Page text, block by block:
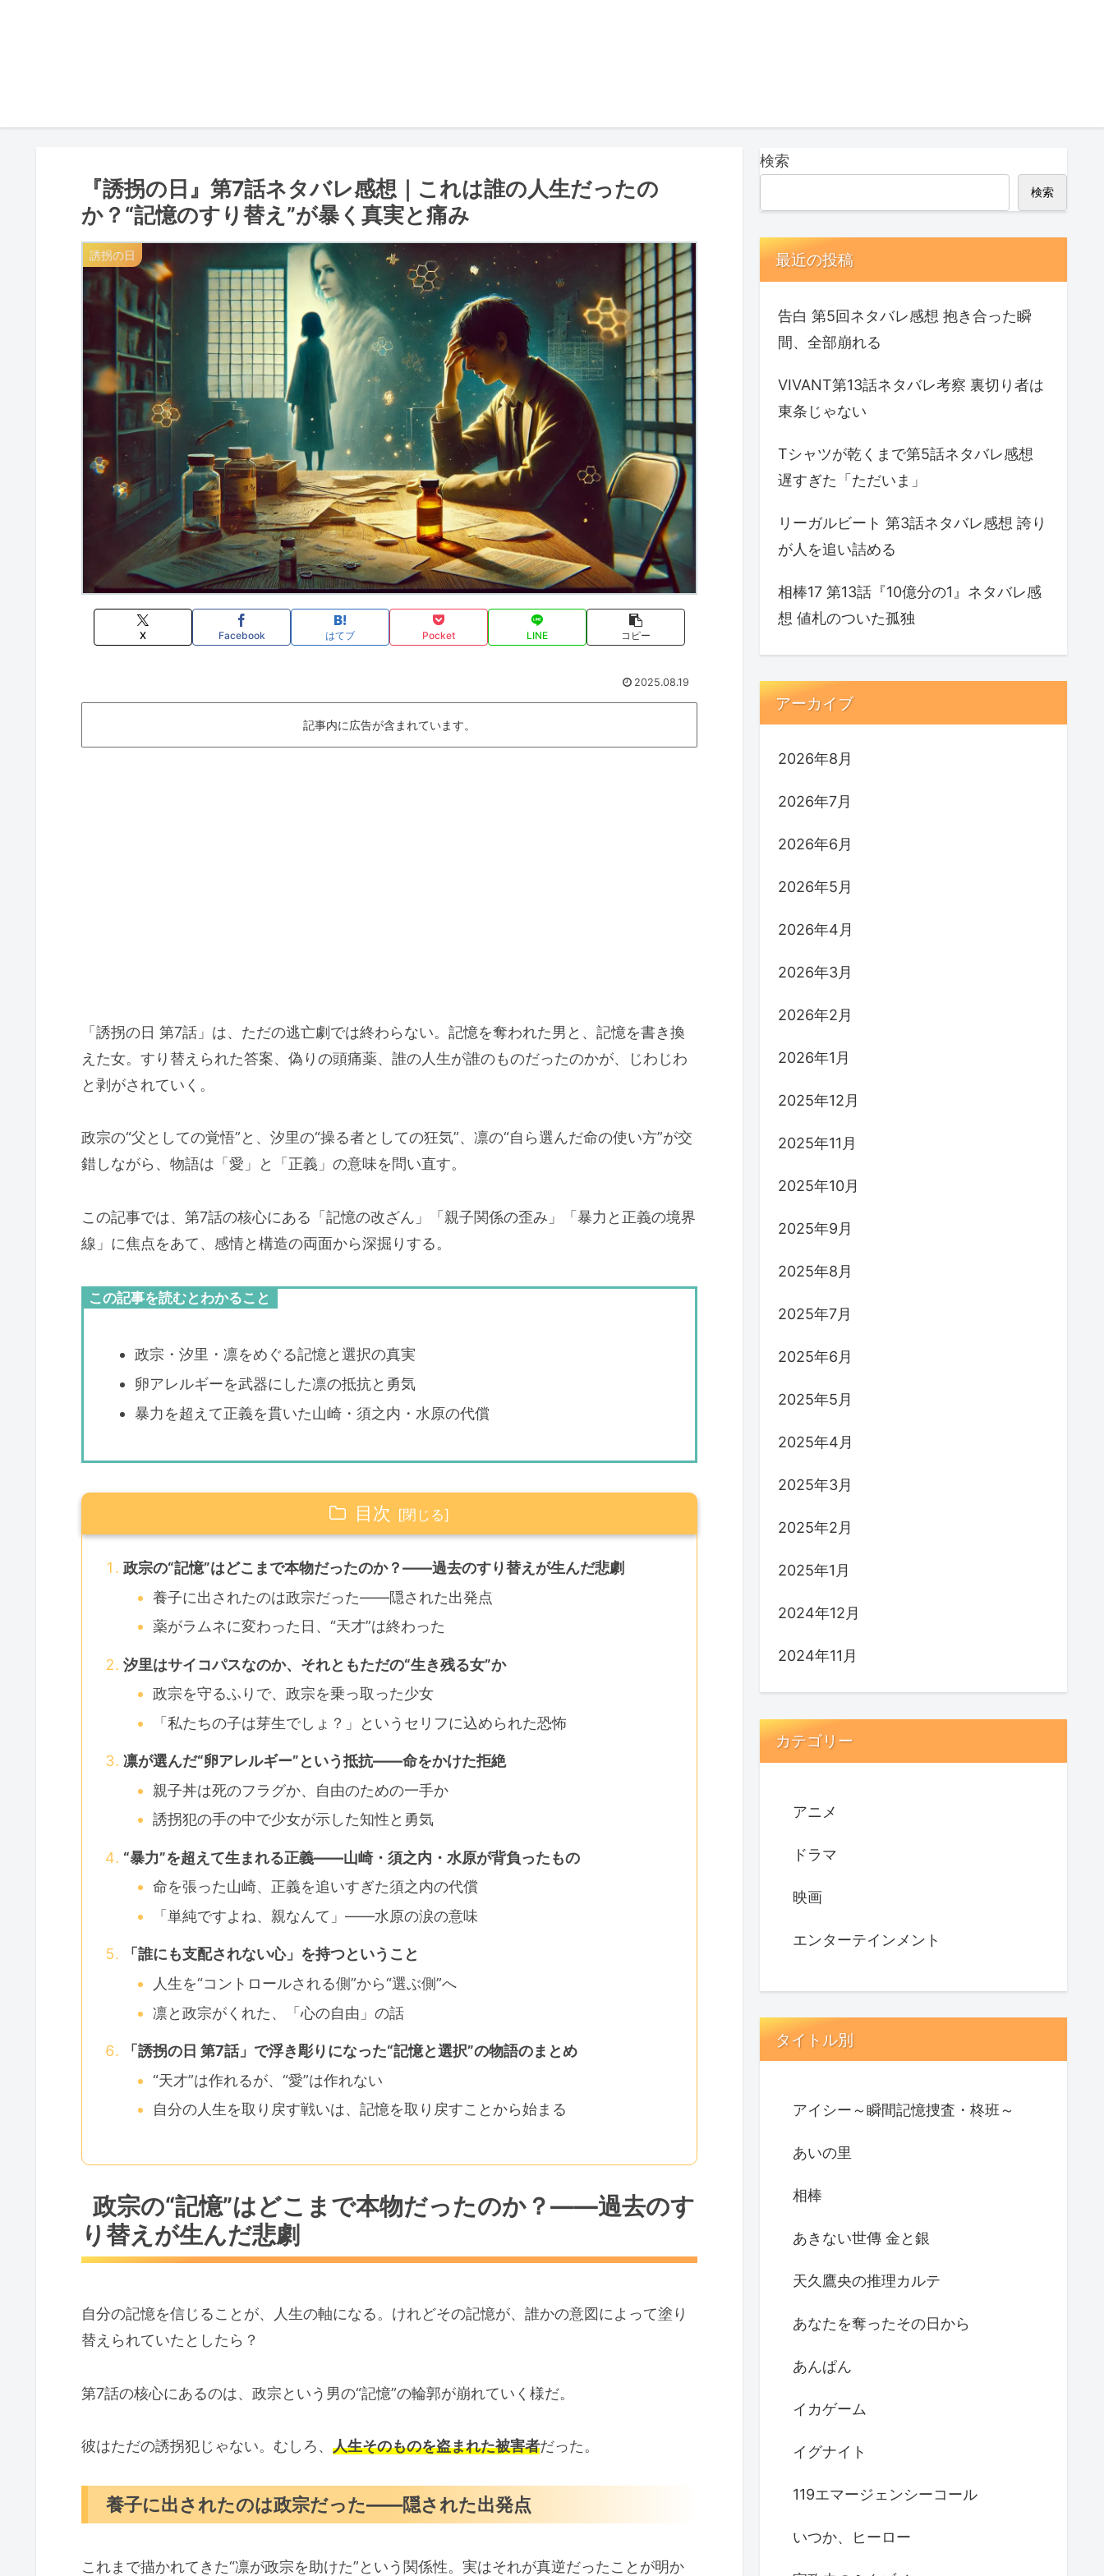
『誘拐の日』第7話ネタバレ感想｜これは誰の人生だったの
か？“記憶のすり替え”が暴く真実と痛み
誘拐の日
X Facebook はてブ Pocket LINE コピー
2025.08.19
記事内に広告が含まれています。
「誘拐の日 第7話」は、ただの逃亡劇では終わらない。記憶を奪われた男と、記憶を書き換
えた女。すり替えられた答案、偽りの頭痛薬、誰の人生が誰のものだったのかが、じわじわ
と剥がされていく。
政宗の“父としての覚悟”と、汐里の“操る者としての狂気”、凛の“自ら選んだ命の使い方”が交
錯しながら、物語は「愛」と「正義」の意味を問い直す。
この記事では、第7話の核心にある「記憶の改ざん」「親子関係の歪み」「暴力と正義の境界
線」に焦点をあて、感情と構造の両面から深掘りする。
この記事を読むとわかること
政宗・汐里・凛をめぐる記憶と選択の真実
卵アレルギーを武器にした凛の抵抗と勇気
暴力を超えて正義を貫いた山崎・須之内・水原の代償
目次
政宗の“記憶”はどこまで本物だったのか？――過去のすり替えが生んだ悲劇
養子に出されたのは政宗だった――隠された出発点
薬がラムネに変わった日、“天才”は終わった
汐里はサイコパスなのか、それともただの“生き残る女”か
政宗を守るふりで、政宗を乗っ取った少女
「私たちの子は芽生でしょ？」というセリフに込められた恐怖
凛が選んだ“卵アレルギー”という抵抗――命をかけた拒絶
親子丼は死のフラグか、自由のための一手か
誘拐犯の手の中で少女が示した知性と勇気
“暴力”を超えて生まれる正義――山崎・須之内・水原が背負ったもの
命を張った山崎、正義を追いすぎた須之内の代償
「単純ですよね、親なんて」――水原の涙の意味
「誰にも支配されない心」を持つということ
人生を“コントロールされる側”から“選ぶ側”へ
凛と政宗がくれた、「心の自由」の話
「誘拐の日 第7話」で浮き彫りになった“記憶と選択”の物語のまとめ
“天才”は作れるが、“愛”は作れない
自分の人生を取り戻す戦いは、記憶を取り戻すことから始まる
政宗の“記憶”はどこまで本物だったのか？――過去のす
り替えが生んだ悲劇
自分の記憶を信じることが、人生の軸になる。けれどその記憶が、誰かの意図によって塗り
替えられていたとしたら？
第7話の核心にあるのは、政宗という男の“記憶”の輪郭が崩れていく様だ。
彼はただの誘拐犯じゃない。むしろ、 人生そのものを盗まれた被害者だった。
養子に出されたのは政宗だった――隠された出発点
これまで描かれてきた“凛が政宗を助けた”という関係性。実はそれが真逆だったことが明か
検索
検索
最近の投稿
告白 第5回ネタバレ感想 抱き合った瞬
間、全部崩れる
VIVANT第13話ネタバレ考察 裏切り者は
東条じゃない
Tシャツが乾くまで第5話ネタバレ感想
遅すぎた「ただいま」
リーガルビート 第3話ネタバレ感想 誇り
が人を追い詰める
相棒17 第13話『10億分の1』ネタバレ感
想 値札のついた孤独
アーカイブ
2026年8月
2026年7月
2026年6月
2026年5月
2026年4月
2026年3月
2026年2月
2026年1月
2025年12月
2025年11月
2025年10月
2025年9月
2025年8月
2025年7月
2025年6月
2025年5月
2025年4月
2025年3月
2025年2月
2025年1月
2024年12月
2024年11月
カテゴリー
アニメ
ドラマ
映画
エンターテインメント
タイトル別
アイシー～瞬間記憶捜査・柊班～
あいの里
相棒
あきない世傳 金と銀
天久鷹央の推理カルテ
あなたを奪ったその日から
あんぱん
イカゲーム
イグナイト
119エマージェンシーコール
いつか、ヒーロー